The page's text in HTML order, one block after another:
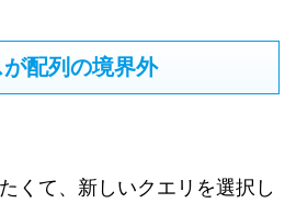
配列の境界外
くて、新しいクエリを選択し